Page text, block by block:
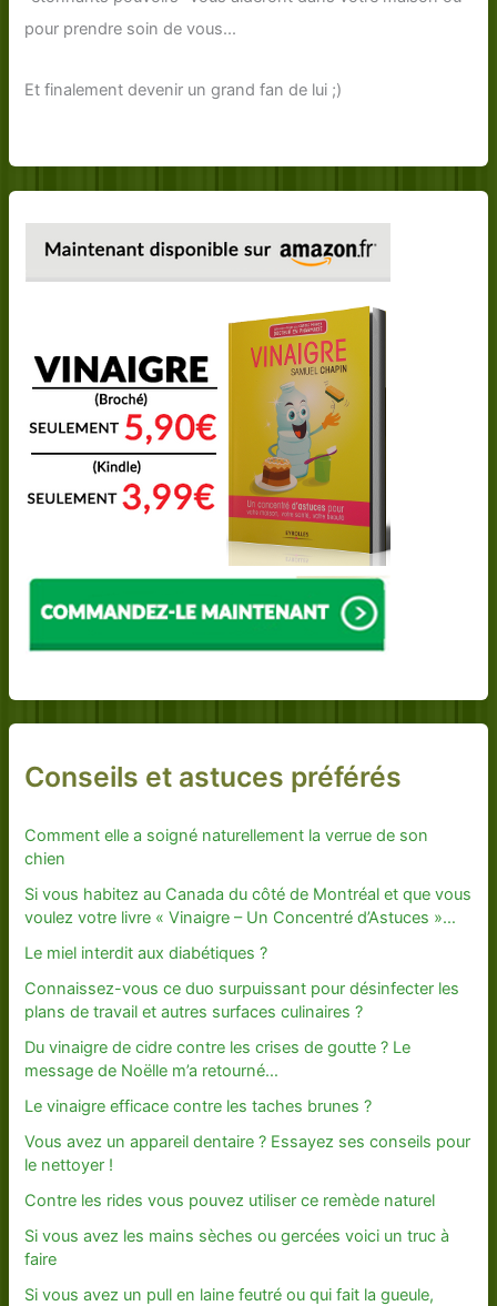
pour prendre soin de vous...
Et finalement devenir un grand fan de lui ;)
Conseils et astuces préférés
Comment elle a soigné naturellement la verrue de son
chien
Si vous habitez au Canada du côté de Montréal et que vous
voulez votre livre « Vinaigre – Un Concentré d’Astuces »…
Le miel interdit aux diabétiques ?
Connaissez-vous ce duo surpuissant pour désinfecter les
plans de travail et autres surfaces culinaires ?
Du vinaigre de cidre contre les crises de goutte ? Le
message de Noëlle m’a retourné…
Le vinaigre efficace contre les taches brunes ?
Vous avez un appareil dentaire ? Essayez ses conseils pour
le nettoyer !
Contre les rides vous pouvez utiliser ce remède naturel
Si vous avez les mains sèches ou gercées voici un truc à
faire
Si vous avez un pull en laine feutré ou qui fait la gueule,